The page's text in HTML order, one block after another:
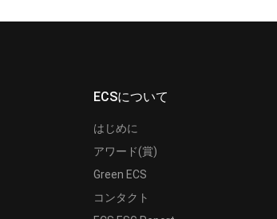
ECSについて
はじめに
アワード(賞)
Green ECS
コンタクト